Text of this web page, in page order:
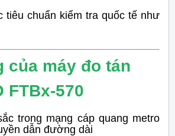
tiêu chuẩn kiểm tra quốc tế như
của máy đo tán
FTBx-570
trong mạng cáp quang metro
dẫn đường dài